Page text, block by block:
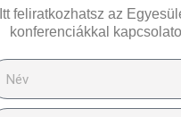
Itt feliratkozhatsz az
konferenciákkal